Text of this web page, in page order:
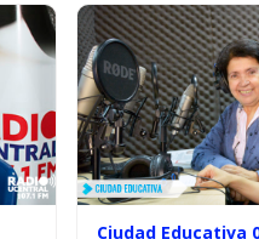
Ciudad Educativa